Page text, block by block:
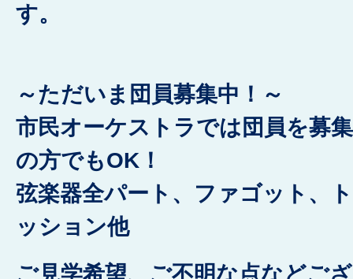
す。
～ただいま団員募集中！～
市民オーケストラでは団員を募
の方でもOK！
弦楽器全パート、ファゴット、
ッション他
ご見学希望、ご不明な点などご